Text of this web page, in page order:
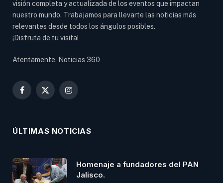
visión completa y actualizada de los eventos que impactan
nuestro mundo. Trabajamos para llevarte las noticias más
relevantes desde todos los ángulos posibles.
¡Disfruta de tu visita!
Atentamente, Noticias 360
Facebook
X
Instagram
ÚLTIMAS NOTICIAS
Homenaje a fundadores del PAN
Jalisco.